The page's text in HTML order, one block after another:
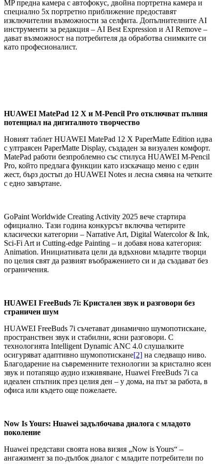
MP предна камера с автофокус, двойна портретна камера и
специално 5x портретно приближение предоставят
изключителни възможности за селфита. Допълнителните AI
инструменти за редакция – AI Best Expression и AI Remove –
дават възможност на потребителя да обработва снимките си
като професионалист.
HUAWEI MatePad 12 X и M-Pencil Pro отключват пълния
потенциал на дигиталното творчество
Новият таблет HUAWEI MatePad 12 X PaperMatte Edition идва
с ултраясен PaperMatte Display, създаден за визуален комфорт.
MatePad работи безпроблемно със стилуса HUAWEI M-Pencil
Pro, който предлага функции като изскачащо меню с един
жест, бърз достъп до HUAWEI Notes и лесна смяна на четките
с едно завъртане.
GoPaint Worldwide Creating Activity 2025 вече стартира
официално. Тази година конкурсът включва четирите
класически категории – Narrative Art, Digital Watercolor & Ink,
Sci-Fi Art и Cutting-edge Painting – и добавя нова категория:
Animation. Инициативата цели да вдъхнови младите творци
по целия свят да развият въображението си и да създават без
ограничения.
HUAWEI FreeBuds 7i: Кристален звук и разговори без
страничен шум
HUAWEI FreeBuds 7i съчетават динамично шумопотискане,
пространствен звук и стабилни, ясни разговори. С
технологията Intelligent Dynamic ANC 4.0 слушалките
осигуряват адаптивно шумопотискане[2] на следващо ниво.
Благодарение на съвременните технологии за кристално ясен
звук и потапящо аудио изживяване, Huawei FreeBuds 7i са
идеален спътник през целия ден – у дома, на път за работа, в
офиса или където още пожелаете.
Now Is Yours: Huawei задълбочава диалога с младото
поколение
Huawei представи своята нова визия „Now is Yours“ –
ангажимент за по-дълбок диалог с младите потребители по